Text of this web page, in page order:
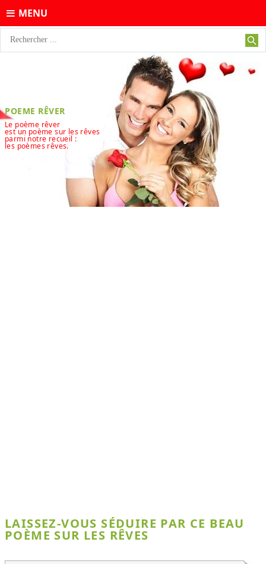
MENU
POEME RÊVER
Le poème rêver
est un poème sur les rêves
parmi notre recueil :
les poèmes rêves.
LAISSEZ-VOUS SÉDUIRE PAR CE BEAU
POÈME SUR LES RÊVES